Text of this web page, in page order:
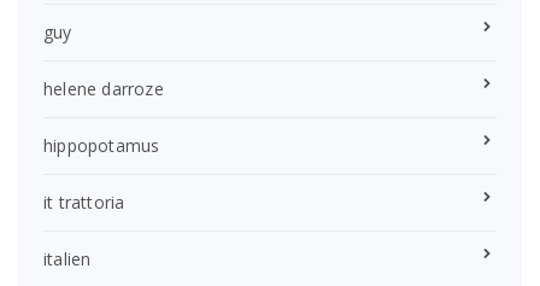
guy
helene darroze
hippopotamus
it trattoria
italien